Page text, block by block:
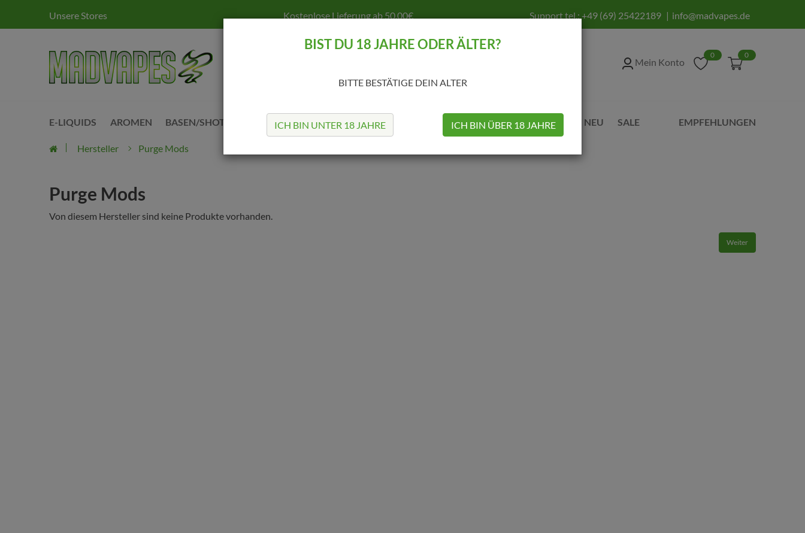
BIST DU 18 JAHRE ODER ÄLTER?
BITTE BESTÄTIGE DEIN ALTER
ICH BIN UNTER 18 JAHRE ICH BIN ÜBER 18 JAHRE
Unsere Stores Kostenlose Lieferung ab 50,00€ Support tel.: +49 (69) 25422189 info@madvapes.de
Mein Konto
0 0
E-LIQUIDS AROMEN BASEN/SHOTS MODS TANKS COILS & CO. SELBSTWICKELN ZUBEHÖR NEU SALE EMPFEHLUNGEN
Hersteller Purge Mods
Purge Mods
Von diesem Hersteller sind keine Produkte vorhanden.
Weiter